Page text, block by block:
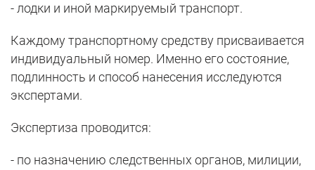
- лодки и иной маркируемый транспорт.
Каждому транспортному средству присваивается
индивидуальный номер. Именно его состояние,
подлинность и способ нанесения исследуются
экспертами.
Экспертиза проводится:
- по назначению следственных органов, милиции,